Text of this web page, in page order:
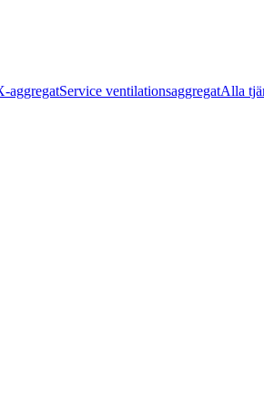
aggregatService ventilationsaggregatAlla